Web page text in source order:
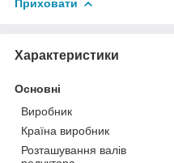
Приховати
Характеристики
Основні
Виробник
Країна виробник
Розташування валів